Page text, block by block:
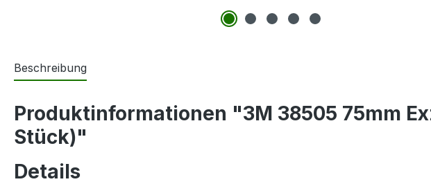
Beschreibung
Produktinformationen "3M 38505 75mm
Stück)"
Details